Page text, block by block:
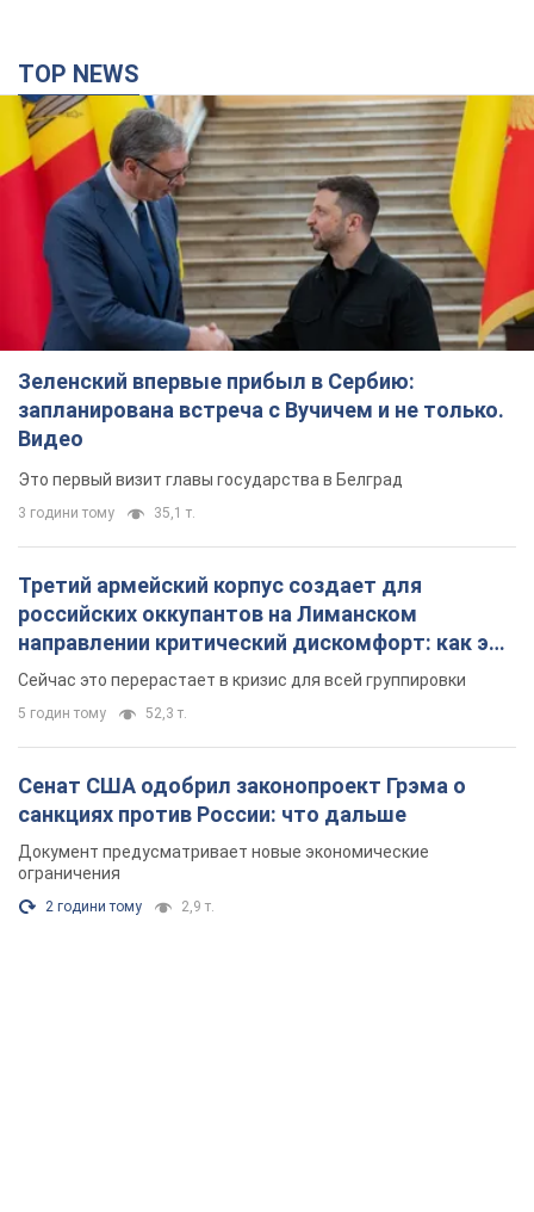
TOP NEWS
Зеленский впервые прибыл в Сербию:
запланирована встреча с Вучичем и не только.
Видео
Это первый визит главы государства в Белград
3 години тому 35,1 т.
Третий армейский корпус создает для
российских оккупантов на Лиманском
направлении критический дискомфорт: как это
удалось
Сейчас это перерастает в кризис для всей группировки
5 годин тому 52,3 т.
Сенат США одобрил законопроект Грэма о
санкциях против России: что дальше
Документ предусматривает новые экономические
ограничения
2 години тому 2,9 т.